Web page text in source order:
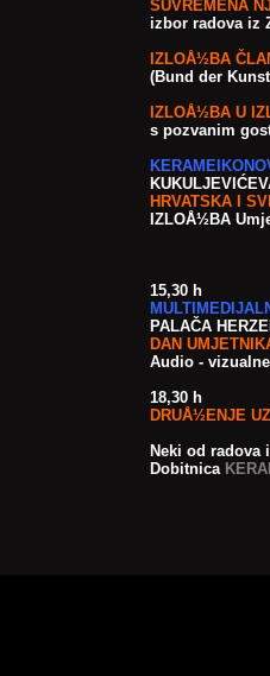
SUVREMENA
izbor radova iz
IZLOÅ½BA
(Bund der
IZLOÅ½BA U
s pozvanim
HRVATSKA I
IZLOÅ½BA
15,30 h
PALAČA
DAN
Audio -
18,30 h
DRUÅ½ENJE
Neki od
Dobitnica